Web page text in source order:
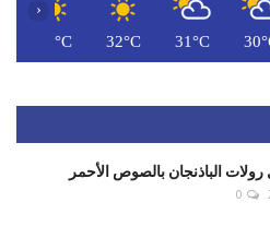
31°C
32°C
33°C
‹
الباذنجان بالصوص الأحمر
0